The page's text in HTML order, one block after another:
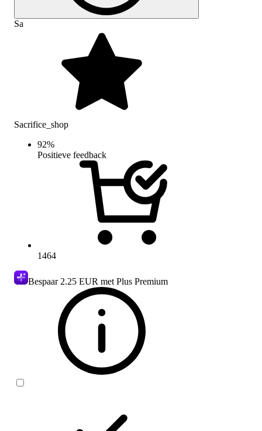
Sa
Sacrifice_shop
92%
Positieve feedback
1464
Bespaar 2.25 EUR met Plus Premium